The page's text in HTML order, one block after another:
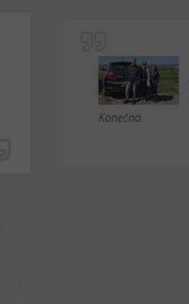
Konečná.